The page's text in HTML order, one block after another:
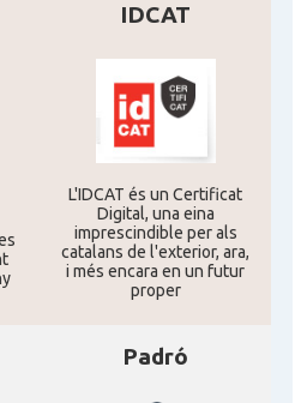
Catalans a WYOMING
Institute for Catalan
Studies (AICS)
Català de Minnesota
del Nord de Califòrnia
dels Països Catalans a
IDCAT
L'IDCAT és un Certificat
Digital, una eina
imprescindible per als
catalans de l'exterior, ara,
i més encara en un futur
proper
Padró